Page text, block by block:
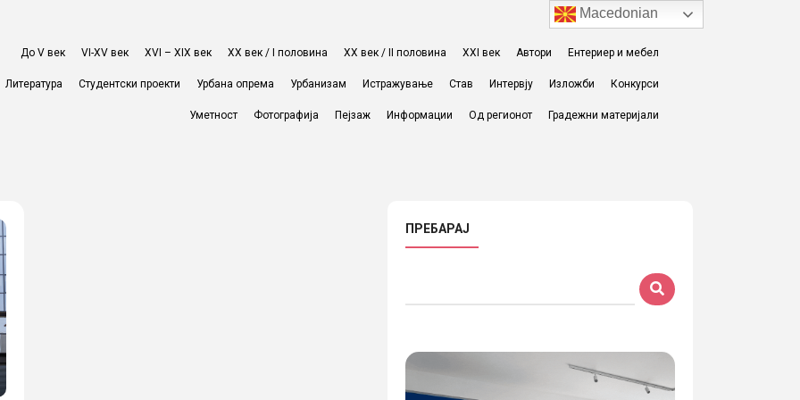
До V век VI-XV век XVI – XIX век ХХ век / I половина ХХ век / II половина XXI век Автори Ентериер и мебел
Литература Студентски проекти Урбана опрема Урбанизам Истражување Став Интервју Изложби Конкурси
Уметност Фотографија Пејзаж Информации Од регионот Градежни материјали
ПРЕБАРАЈ
Macedonian